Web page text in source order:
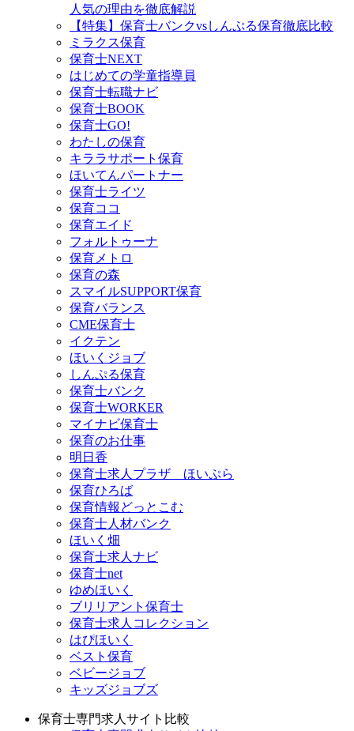
人気の理由を徹底解説
【特集】保育士バンクvsしんぷる保育徹底比較
ミラクス保育
保育⼠NEXT
はじめての学童指導員
保育士転職ナビ
保育士BOOK
保育士GO!
わたしの保育
キララサポート保育
ほいてんパートナー
保育士ライツ
保育ココ
保育エイド
フォルトゥーナ
保育メトロ
保育の森
スマイルSUPPORT保育
保育バランス
CME保育士
イクテン
ほいくジョブ
しんぷる保育
保育士バンク
保育士WORKER
マイナビ保育士
保育のお仕事
明日香
保育士求人プラザ ほいぷら
保育ひろば
保育情報どっとこむ
保育士人材バンク
ほいく畑
保育士求人ナビ
保育士net
ゆめほいく
ブリリアント保育士
保育士求人コレクション
はぴほいく
ベスト保育
ベビージョブ
キッズジョブズ
保育士専門求人サイト比較